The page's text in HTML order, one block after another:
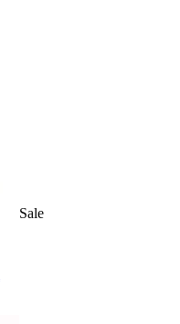
Sale